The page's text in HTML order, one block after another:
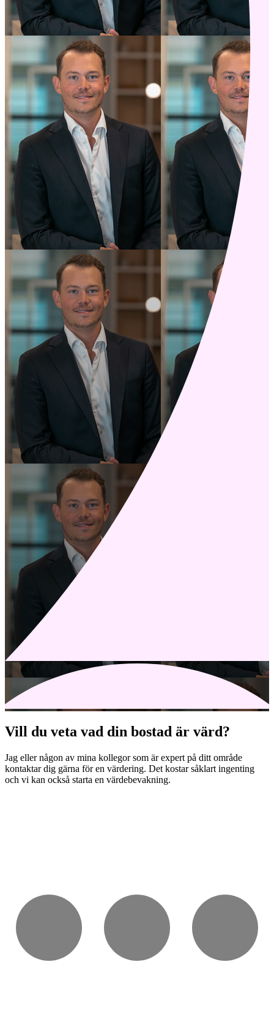
Vill du veta vad din bostad är värd?
Jag eller någon av mina kollegor som är expert på ditt område
kontaktar dig gärna för en värdering. Det kostar såklart ingenting
och vi kan också starta en värdebevakning.